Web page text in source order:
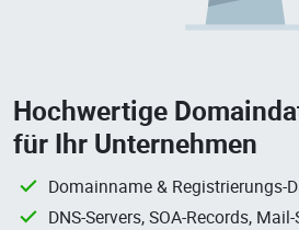
Hochwertige
für Ihr Unternehmen
Domainname & Registrierungs-
DNS-Servers, SOA-Records,